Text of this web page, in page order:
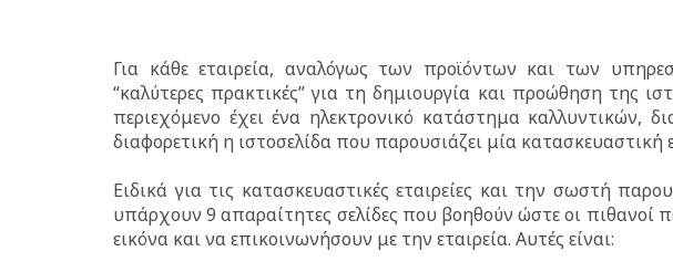
Για κάθε εταιρεία, αναλόγως των προϊόντων και των
“καλύτερες πρακτικές” για τη δημιουργία και προώθηση της
περιεχόμενο έχει ένα ηλεκτρονικό κατάστημα καλλυντικών,
διαφορετική η ιστοσελίδα που παρουσιάζει μία κατασκευαστική
Ειδικά για τις κατασκευαστικές εταιρείες και την σωστή
υπάρχουν 9 απαραίτητες σελίδες που βοηθούν ώστε οι πιθανοί
εικόνα και να επικοινωνήσουν με την εταιρεία. Αυτές είναι: